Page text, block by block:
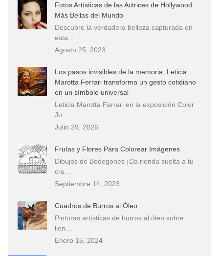
Fotos Artísticas de las Actrices de Hollywood
Más Bellas del Mundo
Descubre la verdadera belleza capturada en
esta…
Agosto 25, 2023
Los pasos invisibles de la memoria: Leticia
Marotta Ferrari transforma un gesto cotidiano
en un símbolo universal
Leticia Marotta Ferrari en la exposición Color
Jo…
Julio 29, 2026
Frutas y Flores Para Colorear Imágenes
Dibujos de Bodegones ¡Da rienda suelta a tu
cre…
Septiembre 14, 2023
Cuadros de Burros al Óleo
Pinturas artísticas de burros al óleo sobre
lien…
Enero 15, 2024